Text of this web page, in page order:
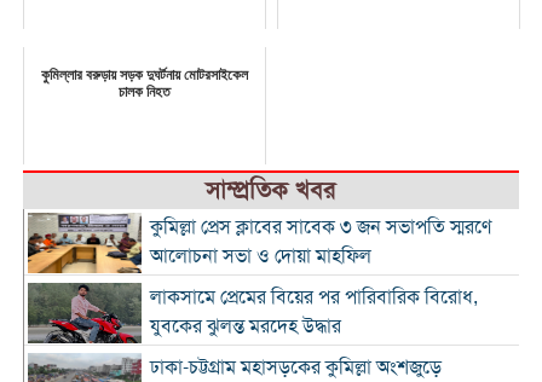
কুমিল্লার বরুড়ায় সড়ক দুঘর্টনায় মোটরসাইকেল
চালক নিহত
সাম্প্রতিক খবর
কুমিল্লা প্রেস ক্লাবের সাবেক ৩ জন সভাপতি স্মরণে
আলোচনা সভা ও দোয়া মাহফিল
লাকসামে প্রেমের বিয়ের পর পারিবারিক বিরোধ,
যুবকের ঝুলন্ত মরদেহ উদ্ধার
ঢাকা-চট্টগ্রাম মহাসড়কের কুমিল্লা অংশজুড়ে